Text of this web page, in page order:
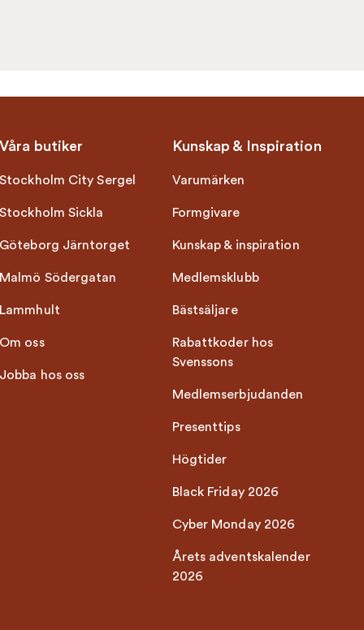
Våra butiker
Stockholm City Sergel
Stockholm Sickla
Göteborg Järntorget
Malmö Södergatan
Lammhult
Om oss
Jobba hos oss
Kunskap & Inspiration
Varumärken
Formgivare
Kunskap & inspiration
Medlemsklubb
Bästsäljare
Rabattkoder hos
Svenssons
Medlemserbjudanden
Presenttips
Högtider
Black Friday 2026
Cyber Monday 2026
Årets adventskalender
2026